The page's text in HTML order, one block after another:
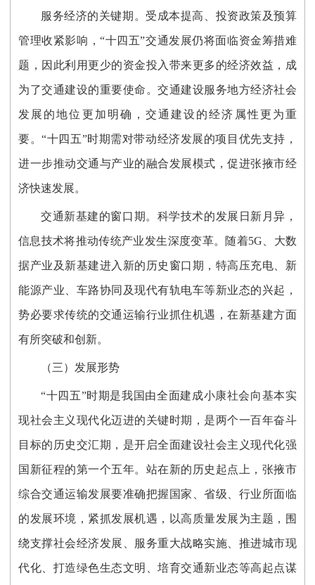
服务经济的关键期。受成本提高、投资政策及预算
管理收紧影响，“十四五”交通发展仍将面临资金筹措难
题，因此利用更少的资金投入带来更多的经济效益，成
为了交通建设的重要使命。交通建设服务地方经济社会
发展的地位更加明确，交通建设的经济属性更为重
要。“十四五”时期需对带动经济发展的项目优先支持，
进一步推动交通与产业的融合发展模式，促进张掖市经
济快速发展。
交通新基建的窗口期。科学技术的发展日新月异，
信息技术将推动传统产业发生深度变革。随着5G、大数
据产业及新基建进入新的历史窗口期，特高压充电、新
能源产业、车路协同及现代有轨电车等新业态的兴起，
势必要求传统的交通运输行业抓住机遇，在新基建方面
有所突破和创新。
（三）发展形势
“十四五”时期是我国由全面建成小康社会向基本实
现社会主义现代化迈进的关键时期，是两个一百年奋斗
目标的历史交汇期，是开启全面建设社会主义现代化强
国新征程的第一个五年。站在新的历史起点上，张掖市
综合交通运输发展要准确把握国家、省级、行业所面临
的发展环境，紧抓发展机遇，以高质量发展为主题，围
绕支撑社会经济发展、服务重大战略实施、推进城市现
代化、打造绿色生态文明、培育交通新业态等高起点谋